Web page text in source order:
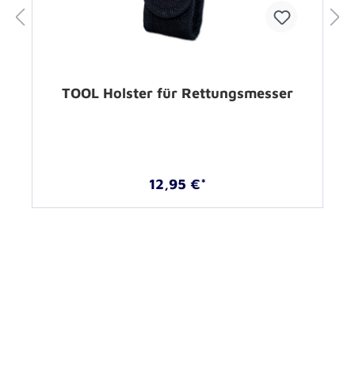
TOOL Holster für Rettungsmesser
12,95 €*